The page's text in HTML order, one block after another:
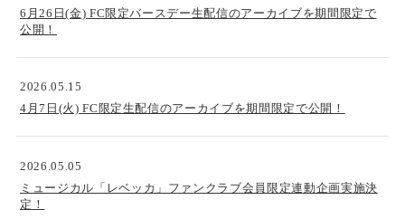
6月26日(金) FC限定バースデー生配信のアーカイブを期間限定で
公開！
2026.05.15
4月7日(火) FC限定生配信のアーカイブを期間限定で公開！
2026.05.05
ミュージカル「レベッカ」ファンクラブ会員限定連動企画実施決
定！